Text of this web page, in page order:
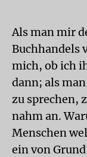
Als man mir
Buchhandels
mich, ob ich
dann; als
zu sprechen,
nahm an.
Menschen
ein von